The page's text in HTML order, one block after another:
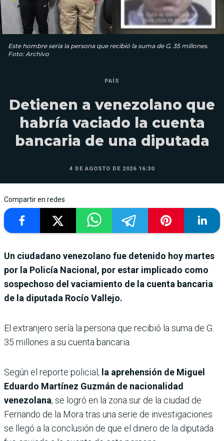
Este hombre sería la persona que recibió la suma de G. 35 millones.
Foto: Archivo
PAÍS
Detienen a venezolano que
habría vaciado la cuenta
bancaria de una diputada
4 DE AGOSTO DE 2026 16:30
Compartir en redes
Un ciudadano venezolano fue detenido hoy martes
por la Policía Nacional, por estar implicado como
sospechoso del vaciamiento de la cuenta bancaria
de la diputada Rocío Vallejo.
El extranjero sería la persona que recibió la suma de G.
35 millones a su cuenta bancaria.
Según el reporte policial, la aprehensión de Miguel
Eduardo Martínez Guzmán de nacionalidad
venezolana, se logró en la zona sur de la ciudad de
Fernando de la Mora tras una serie de investigaciones
se llegó a la conclusión de que el dinero de la diputada